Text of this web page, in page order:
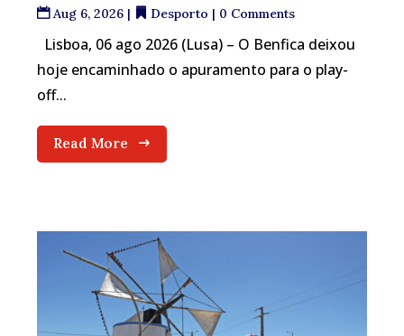
Aug 6, 2026 | Desporto | 0 Comments
Lisboa, 06 ago 2026 (Lusa) – O Benfica deixou
hoje encaminhado o apuramento para o play-
off...
Read More